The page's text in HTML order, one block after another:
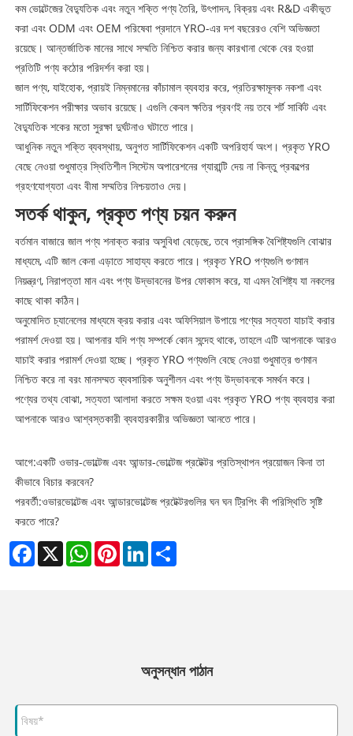
কম ভোল্টেজের বৈদ্যুতিক এবং নতুন শক্তি পণ্য তৈরি, উৎপাদন, বিক্রয় এবং R&D একীভূত
করা এবং ODM এবং OEM পরিষেবা প্রদানে YRO-এর দশ বছরেরও বেশি অভিজ্ঞতা
রয়েছে। আন্তর্জাতিক মানের সাথে সম্মতি নিশ্চিত করার জন্য কারখানা থেকে বের হওয়া
প্রতিটি পণ্য কঠোর পরিদর্শন করা হয়।
জাল পণ্য, যাইহোক, প্রায়ই নিম্নমানের কাঁচামাল ব্যবহার করে, প্রতিরক্ষামূলক নকশা এবং
সার্টিফিকেশন পরীক্ষার অভাব রয়েছে। এগুলি কেবল ক্ষতির প্রবণই নয় তবে শর্ট সার্কিট এবং
বৈদ্যুতিক শকের মতো সুরক্ষা দুর্ঘটনাও ঘটাতে পারে।
আধুনিক নতুন শক্তি ব্যবস্থায়, অনুগত সার্টিফিকেশন একটি অপরিহার্য অংশ। প্রকৃত YRO
বেছে নেওয়া শুধুমাত্র স্থিতিশীল সিস্টেম অপারেশনের গ্যারান্টি দেয় না কিন্তু প্রকল্পের
গ্রহণযোগ্যতা এবং বীমা সম্মতির নিশ্চয়তাও দেয়।
সতর্ক থাকুন, প্রকৃত পণ্য চয়ন করুন
বর্তমান বাজারে জাল পণ্য শনাক্ত করার অসুবিধা বেড়েছে, তবে প্রাসঙ্গিক বৈশিষ্ট্যগুলি বোঝার
মাধ্যমে, এটি জাল কেনা এড়াতে সাহায্য করতে পারে। প্রকৃত YRO পণ্যগুলি গুণমান
নিয়ন্ত্রণ, নিরাপত্তা মান এবং পণ্য উদ্ভাবনের উপর ফোকাস করে, যা এমন বৈশিষ্ট্য যা নকলের
কাছে থাকা কঠিন।
অনুমোদিত চ্যানেলের মাধ্যমে ক্রয় করার এবং অফিসিয়াল উপায়ে পণ্যের সত্যতা যাচাই করার
পরামর্শ দেওয়া হয়। আপনার যদি পণ্য সম্পর্কে কোন সন্দেহ থাকে, তাহলে এটি আপনাকে আরও
যাচাই করার পরামর্শ দেওয়া হচ্ছে। প্রকৃত YRO পণ্যগুলি বেছে নেওয়া শুধুমাত্র গুণমান
নিশ্চিত করে না বরং মানসম্মত ব্যবসায়িক অনুশীলন এবং পণ্য উদ্ভাবনকে সমর্থন করে।
পণ্যের তথ্য বোঝা, সত্যতা আলাদা করতে সক্ষম হওয়া এবং প্রকৃত YRO পণ্য ব্যবহার করা
আপনাকে আরও আশ্বস্তকারী ব্যবহারকারীর অভিজ্ঞতা আনতে পারে।
আগে:একটি ওভার-ভোল্টেজ এবং আন্ডার-ভোল্টেজ প্রটেক্টর প্রতিস্থাপন প্রয়োজন কিনা তা
কীভাবে বিচার করবেন?
পরবর্তী:ওভারভোল্টেজ এবং আন্ডারভোল্টেজ প্রটেক্টরগুলির ঘন ঘন ট্রিপিং কী পরিস্থিতি সৃষ্টি
করতে পারে?
Facebook
X WhatsAppPinterestLinkedIn
অনুসন্ধান পাঠান